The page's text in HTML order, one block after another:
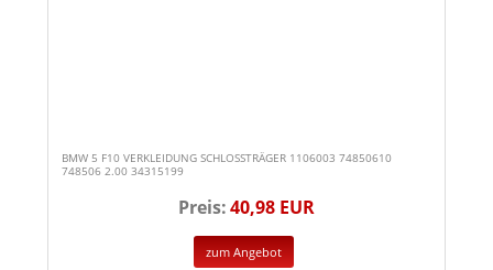
BMW 5 F10 VERKLEIDUNG SCHLOSSTRÄGER 1106003 74850610
748506 2.00 34315199
Preis:40,98 EUR
zum Angebot